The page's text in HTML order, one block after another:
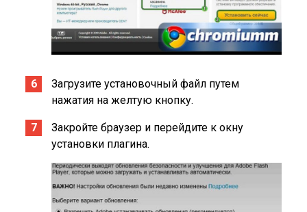
Загрузите установочный файл путем
нажатия на желтую кнопку.
Закройте браузер и перейдите к окну
установки плагина.